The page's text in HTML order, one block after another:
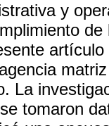
y
La
tomaron